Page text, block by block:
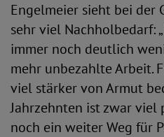
Engelmeier sieht bei der
sehr viel Nachholbedarf:
immer noch deutlich
mehr unbezahlte Arbeit.
viel stärker von Armut
Jahrzehnten ist zwar viel
noch ein weiter Weg für